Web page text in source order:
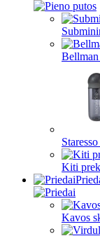
Kiti
Kavos